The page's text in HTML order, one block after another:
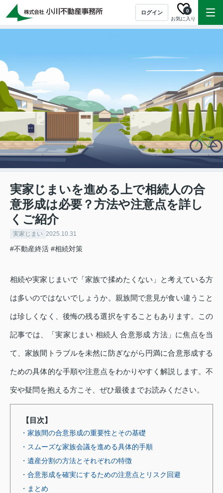
ログイン
お気に入り
0
実家じまいを進める上で相続人の合
意形成は必要？方法や注意点を詳し
くご紹介
実家じまい 2025.10.31
#不動産終活 #相続対策
相続や実家じまいで「家族で揉めたくない」と考えている方
は多いのではないでしょうか。親族間で意見が食い違うこと
は珍しくなく、後悔の残る選択をすることもあります。この
記事では、「実家じまい 相続人 合意形成 方法」に焦点を当
て、家族間トラブルを未然に防ぎながら円満に合意形成する
ための具体的な手順や注意点をわかりやすく解説します。不
安や疑問を抱える方こそ、ぜひ最後までお読みください。
【目次】
・家族間の合意形成の重要性とその基礎
・スムーズな家族会議を進める具体的手順
・遺産分割の方法とそれぞれの特徴
・合意形成を確実にするための注意点とリスク回避
・まとめ